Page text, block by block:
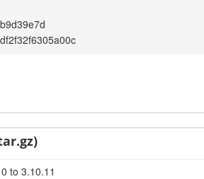
to 3.10.11